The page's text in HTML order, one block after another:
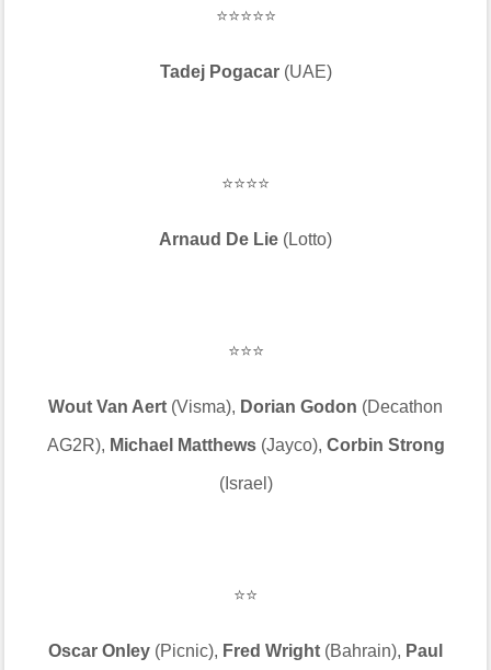
⭐⭐⭐⭐⭐
Tadej Pogacar (UAE)
⭐⭐⭐⭐
Arnaud De Lie (Lotto)
⭐⭐⭐
Wout Van Aert (Visma), Dorian Godon (Decathon
AG2R), Michael Matthews(Jayco), Corbin Strong
(Israel)
⭐⭐
Oscar Onley (Picnic), Fred Wright (Bahrain), Paul